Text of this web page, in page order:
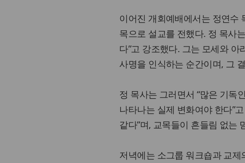
이어진 개회예배에서는 정연수
목으로 설교를 전했다. 정 목사
다”고 강조했다. 그는 모세와
사명을 인식하는 순간이며, 그
정 목사는 그러면서 “많은 기독
나타나는 실제 변화여야 한다”
같다”며, 교목들이 흔들림 없는
저녁에는 소그룹 워크숍과 교